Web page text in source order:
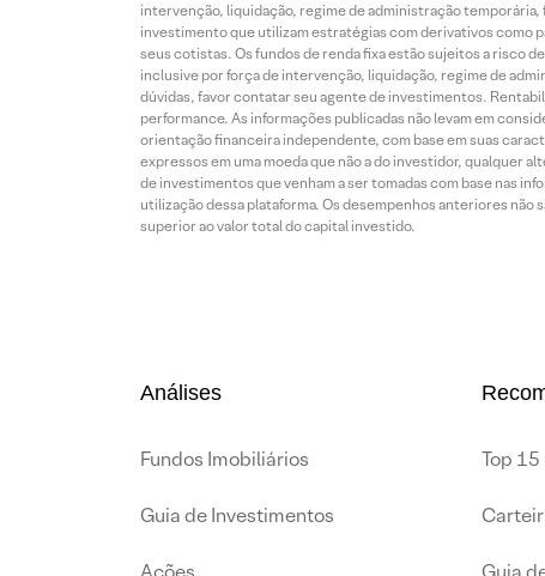
intervenção, liquidação, regime de administração
investimento que utilizam estratégias com derivativos como
seus cotistas. Os fundos de renda fixa estão sujeitos a risco
inclusive por força de intervenção, liquidação, regime de
dúvidas, favor contatar seu agente de investimentos.
performance. As informações publicadas não levam em
orientação financeira independente, com base em suas
expressos em uma moeda que não a do investidor, qualquer
de investimentos que venham a ser tomadas com base nas
utilização dessa plataforma. Os desempenhos anteriores
superior ao valor total do capital investido.
Análises
Fundos Imobiliários
Guia de Investimentos
Top